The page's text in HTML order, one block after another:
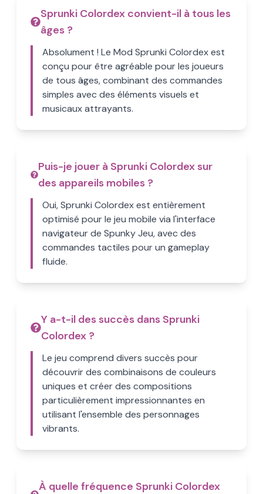
Sprunki Colordex convient-il à tous les
âges ?
Absolument ! Le Mod Sprunki Colordex est
conçu pour être agréable pour les joueurs
de tous âges, combinant des commandes
simples avec des éléments visuels et
musicaux attrayants.
Puis-je jouer à Sprunki Colordex sur
des appareils mobiles ?
Oui, Sprunki Colordex est entièrement
optimisé pour le jeu mobile via l'interface
navigateur de Spunky Jeu, avec des
commandes tactiles pour un gameplay
fluide.
Y a-t-il des succès dans Sprunki
Colordex ?
Le jeu comprend divers succès pour
découvrir des combinaisons de couleurs
uniques et créer des compositions
particulièrement impressionnantes en
utilisant l'ensemble des personnages
vibrants.
À quelle fréquence Sprunki Colordex